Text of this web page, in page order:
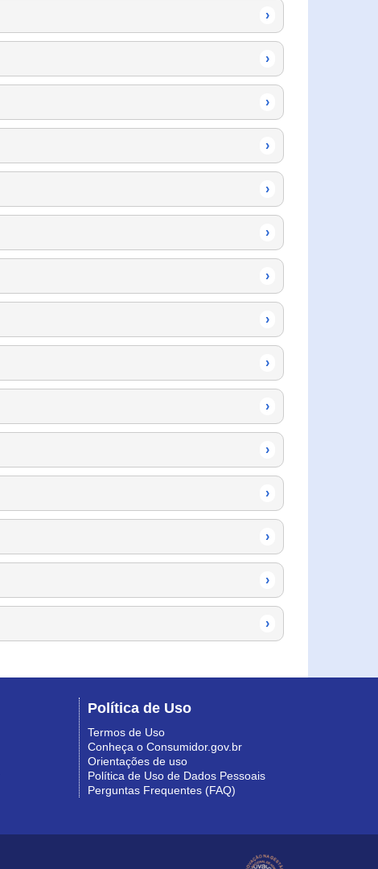
›
›
›
›
›
›
›
›
›
›
›
›
›
›
›
Política de Uso
Termos de Uso
Conheça o Consumidor.gov.br
Orientações de uso
Política de Uso de Dados Pessoais
Perguntas Frequentes (FAQ)